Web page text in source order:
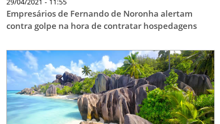
Empresários de Fernando de Noronha alertam
contra golpe na hora de contratar hospedagens